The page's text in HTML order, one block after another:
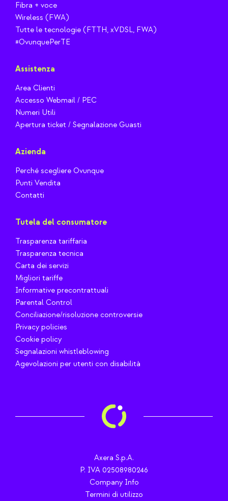
Fibra + voce
Wireless (FWA)
Tutte le tecnologie (FTTH, xVDSL, FWA)
#OvunquePerTE
Assistenza
Area Clienti
Accesso Webmail / PEC
Numeri Utili
Apertura ticket / Segnalazione Guasti
Azienda
Perché scegliere Ovunque
Punti Vendita
Contatti
Tutela del consumatore
Trasparenza tariffaria
Trasparenza tecnica
Carta dei servizi
Migliori tariffe
Informative precontrattuali
Parental Control
Conciliazione/risoluzione controversie
Privacy policies
Cookie policy
Segnalazioni whistleblowing
Agevolazioni per utenti con disabilità
Axera S.p.A.
P. IVA 02508980246
Company Info
Termini di utilizzo